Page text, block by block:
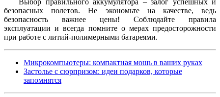
Выбор правильного аккумулятора – залог успешных и
безопасных полетов. Не экономьте на качестве, ведь
безопасность важнее цены! Соблюдайте правила
эксплуатации и всегда помните о мерах предосторожности
при работе с литий-полимерными батареями.
Микрокомпьютеры: компактная мощь в ваших руках
Застолье с сюрпризом: идеи подарков, которые
запомнятся